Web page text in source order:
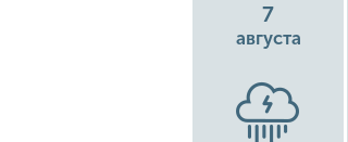
7
августа